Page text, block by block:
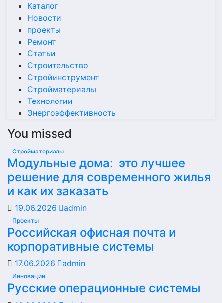
Каталог
Новости
проекты
Ремонт
Статьи
Строительство
Стройинструмент
Стройматериалы
Технологии
Энергоэффективность
You missed
Стройматериалы
Модульные дома: это лучшее
решение для современного жилья
и как их заказать
19.06.2026 admin
Проекты
Российская офисная почта и
корпоративные системы
17.06.2026 admin
Инновации
Русские операционные системы